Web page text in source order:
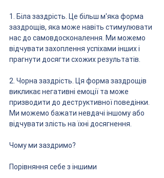
1. Біла заздрість. Це більш м'яка форма
заздрощів, яка може навіть стимулювати
нас до самовдосконалення. Ми можемо
відчувати захоплення успіхами інших і
прагнути досягти схожих результатів.
2. Чорна заздрість. Ця форма заздрощів
викликає негативні емоції та може
призводити до деструктивної поведінки.
Ми можемо бажати невдачі іншому або
відчувати злість на їхні досягнення.
Чому ми заздримо?
Порівняння себе з іншими